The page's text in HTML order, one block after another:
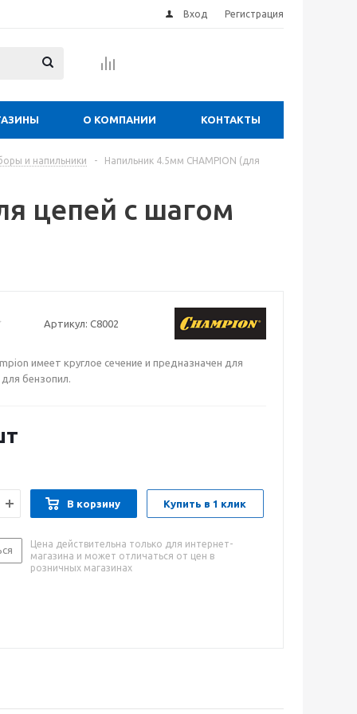
Вход Регистрация
О КОМПАНИИ КОНТАКТЫ
и напильники -
Напильник 4.5мм CHAMPION (для
цепей с шагом
Артикул: C8002
имеет круглое сечение и предназначен для
бензопил.
В корзину Купить в 1 клик
Цена действительна только для интернет-
магазина и может отличаться от цен в
розничных магазинах